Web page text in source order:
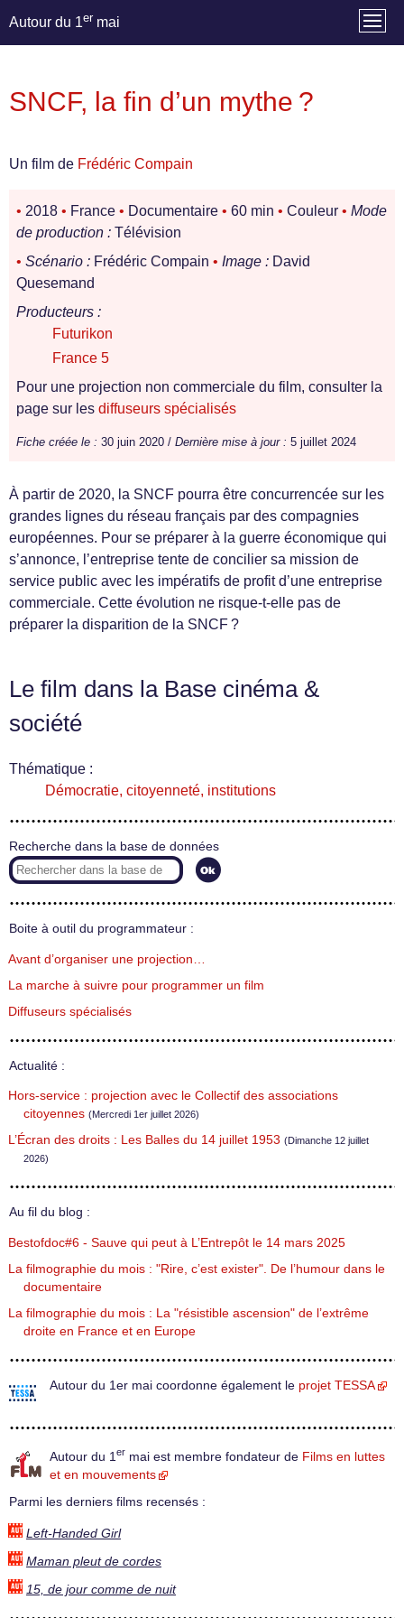
Autour du 1er mai
SNCF, la fin d’un mythe ?
Un film de Frédéric Compain
• 2018 • France • Documentaire • 60 min • Couleur • Mode
de production : Télévision
• Scénario : Frédéric Compain • Image : David
Quesemand
Producteurs :
Futurikon
France 5
Pour une projection non commerciale du film, consulter la
page sur les diffuseurs spécialisés
Fiche créée le : 30 juin 2020 / Dernière mise à jour : 5 juillet 2024
À partir de 2020, la SNCF pourra être concurrencée sur les
grandes lignes du réseau français par des compagnies
européennes. Pour se préparer à la guerre économique qui
s’annonce, l’entreprise tente de concilier sa mission de
service public avec les impératifs de profit d’une entreprise
commerciale. Cette évolution ne risque-t-elle pas de
préparer la disparition de la SNCF ?
Le film dans la Base cinéma &
société
Thématique :
Démocratie, citoyenneté, institutions
Recherche dans la base de données
Boite à outil du programmateur :
Avant d’organiser une projection…
La marche à suivre pour programmer un film
Diffuseurs spécialisés
Actualité :
Hors-service : projection avec le Collectif des associations
citoyennes (Mercredi 1er juillet 2026)
L’Écran des droits : Les Balles du 14 juillet 1953 (Dimanche 12 juillet
2026)
Au fil du blog :
Bestofdoc#6 - Sauve qui peut à L’Entrepôt le 14 mars 2025
La filmographie du mois : "Rire, c’est exister". De l’humour dans le
documentaire
La filmographie du mois : La "résistible ascension" de l’extrême
droite en France et en Europe
Autour du 1er mai coordonne également le projet TESSA
Autour du 1 er mai est membre fondateur de Films en luttes
et en mouvements
Parmi les derniers films recensés :
Left-Handed Girl
Maman pleut de cordes
15, de jour comme de nuit